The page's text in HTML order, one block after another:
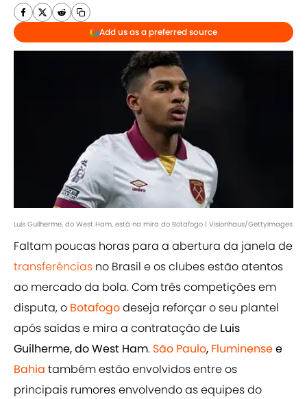
Add us as a preferred source
Luis Guilherme, do West Ham, está na mira do Botafogo | Visionhaus/GettyImages
Faltam poucas horas para a abertura da janela de
transferências no Brasil e os clubes estão atentos
ao mercado da bola. Com três competições em
disputa, o Botafogodeseja reforçar o seu plantel
após saídas e mira a contratação de Luis
Guilherme, do West Ham. São Paulo, Fluminensee
Bahia também estão envolvidos entre os
principais rumores envolvendo as equipes do